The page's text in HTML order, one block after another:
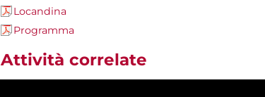
Locandina
Programma
Attività correlate